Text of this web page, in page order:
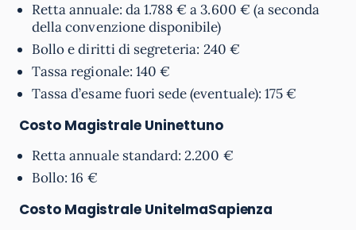
Retta annuale: da 1.788 € a 3.600 € (a seconda
della convenzione disponibile)
Bollo e diritti di segreteria: 240 €
Tassa regionale: 140 €
Tassa d’esame fuori sede (eventuale): 175 €
Costo Magistrale Uninettuno
Retta annuale standard: 2.200 €
Bollo: 16 €
Costo Magistrale UnitelmaSapienza